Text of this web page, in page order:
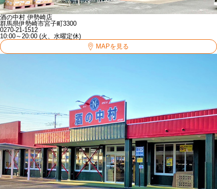
酒の中村 伊勢崎店
群馬県伊勢崎市宮子町3300
0270-21-1512
10:00～20:00 (火、水曜定休)
MAPを見る